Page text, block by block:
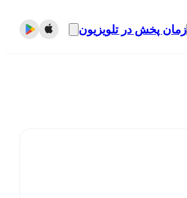
زمان پخش در تلویزیون